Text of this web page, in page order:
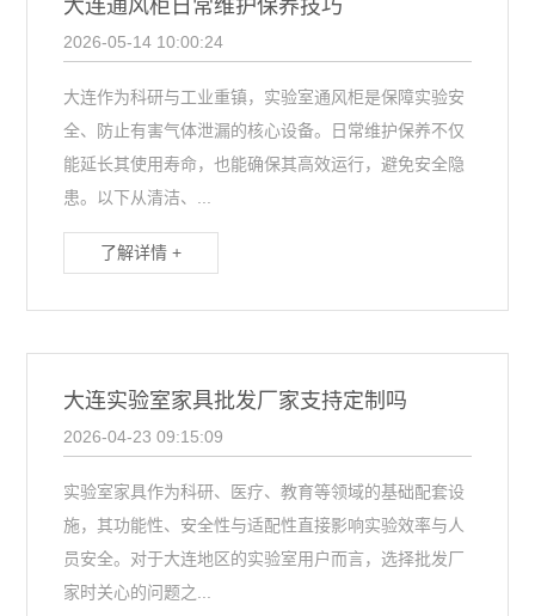
大连通风柜日常维护保养技巧
2026-05-14 10:00:24
大连作为科研与工业重镇，实验室通风柜是保障实验安
全、防止有害气体泄漏的核心设备。日常维护保养不仅
能延长其使用寿命，也能确保其高效运行，避免安全隐
患。以下从清洁、...
了解详情 +
大连实验室家具批发厂家支持定制吗
2026-04-23 09:15:09
实验室家具作为科研、医疗、教育等领域的基础配套设
施，其功能性、安全性与适配性直接影响实验效率与人
员安全。对于大连地区的实验室用户而言，选择批发厂
家时关心的问题之...